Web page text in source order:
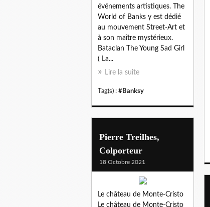
événements artistiques. The
World of Banks y est dédié
au mouvement Street-Art et
à son maître mystérieux.
Bataclan The Young Sad Girl
( La...
Lire la suite
Tag(s) : #Banksy
Pierre Treilhes,
Colporteur
18 Octobre 2021
Le château de Monte-Cristo
Le château de Monte-Cristo